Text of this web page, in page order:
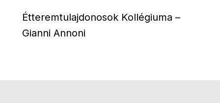
Étteremtulajdonosok Kollégiuma –
Gianni Annoni